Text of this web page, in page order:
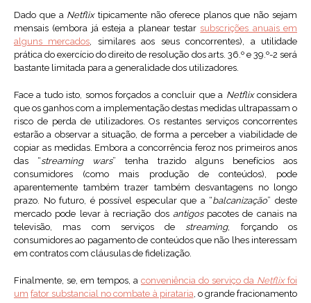
Dado que a Netflixtipicamente não oferece planos que não sejam
mensais (embora já esteja a planear testar subscrições anuais em
alguns mercados, similares aos seus concorrentes), a utilidade
prática do exercício do direito de resolução dos arts. 36.º e 39.º-2 será
bastante limitada para a generalidade dos utilizadores.
Face a tudo isto, somos forçados a concluir que a Netflixconsidera
que os ganhos com a implementação destas medidas ultrapassam o
risco de perda de utilizadores. Os restantes serviços concorrentes
estarão a observar a situação, de forma a perceber a viabilidade de
copiar as medidas. Embora a concorrência feroz nos primeiros anos
das “streaming wars” tenha trazido alguns benefícios aos
consumidores (como mais produção de conteúdos), pode
aparentemente também trazer também desvantagens no longo
prazo. No futuro, é possível especular que a “balcanização” deste
mercado pode levar à recriação dos antigospacotes de canais na
televisão, mas com serviços de streaming, forçando os
consumidores ao pagamento de conteúdos que não lhes interessam
em contratos com cláusulas de fidelização.
Finalmente, se, em tempos, a conveniência do serviço da Netflix foi
um fator substancial no combate à pirataria, o grande fracionamento